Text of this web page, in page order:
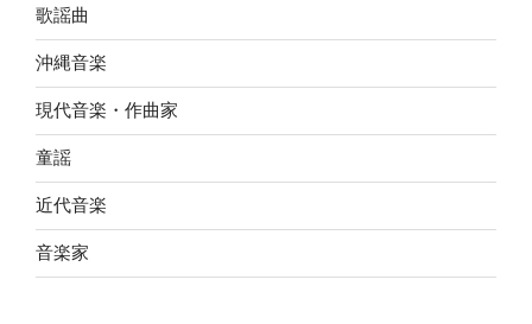
歌謡曲
沖縄音楽
現代音楽・作曲家
童謡
近代音楽
音楽家